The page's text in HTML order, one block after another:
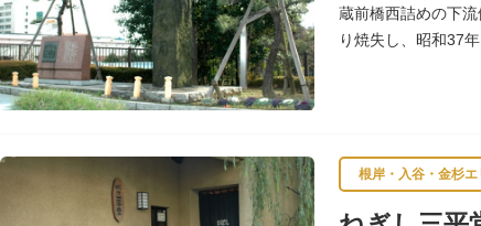
蔵前橋西詰めの下
り焼失し、昭和37
根岸・入谷・金杉エ